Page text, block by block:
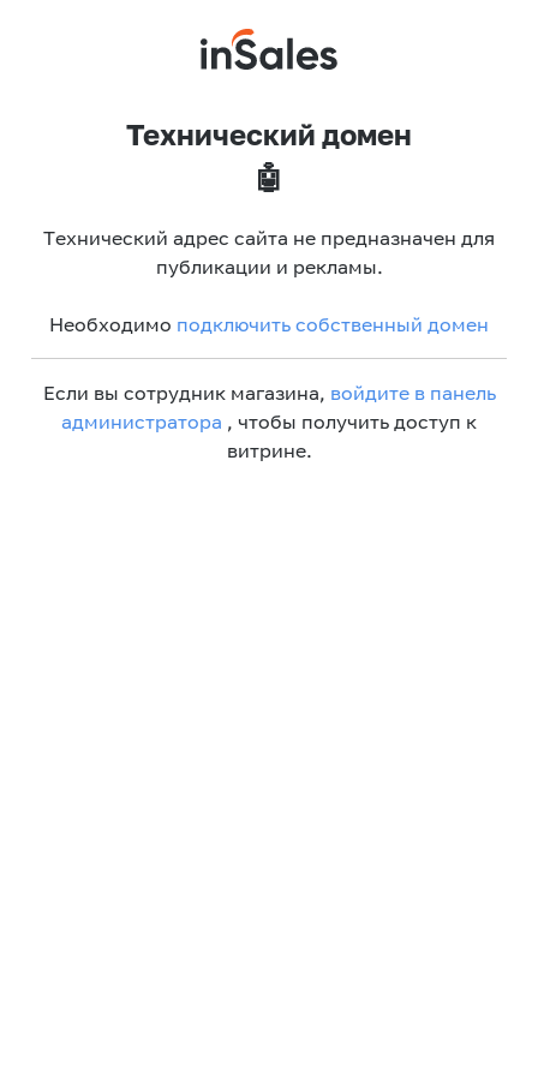
Технический домен
🤖
Технический адрес сайта не предназначен для
публикации и рекламы.
Необходимо подключить собственный домен
Если вы сотрудник магазина, войдите в панель
администратора , чтобы получить доступ к
витрине.